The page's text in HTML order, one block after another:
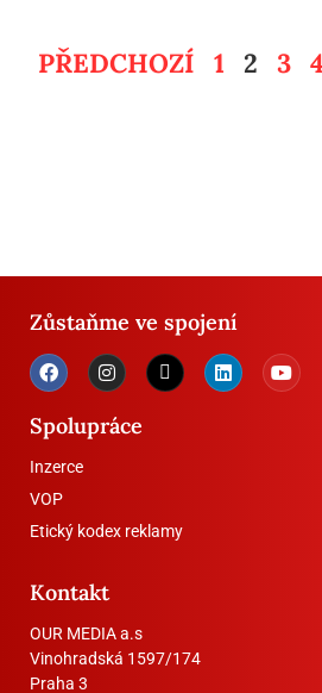
PŘEDCHOZÍ 1 2 3
Zůstaňme ve spojení
Spolupráce
Inzerce
VOP
Etický kodex reklamy
Kontakt
OUR MEDIA a.s
Vinohradská 1597/174
Praha 3